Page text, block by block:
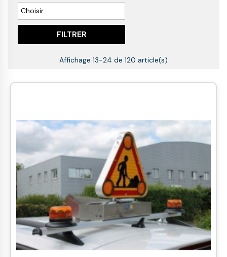
Choisir
FILTRER
Affichage 13-24 de 120 article(s)